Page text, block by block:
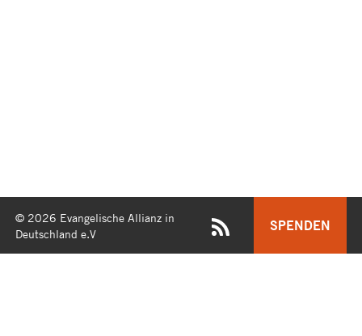
© 2026 Evangelische Allianz in
Deutschland e.V
SPENDEN